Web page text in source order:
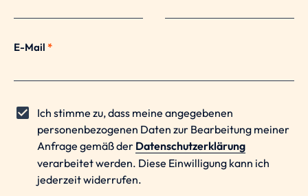
E-Mail *
Ich stimme zu, dass meine angegebenen
personenbezogenen Daten zur Bearbeitung meiner
Anfrage gemäß der Datenschutzerklärung
verarbeitet werden. Diese Einwilligung kann ich
jederzeit widerrufen.